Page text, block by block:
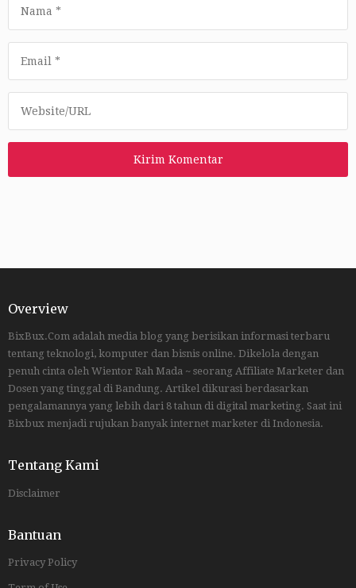
Overview
BixBux.Com adalah media blog yang berisikan informasi terbaru
tentang teknologi, komputer dan bisnis online. Dikelola dengan
penuh cinta oleh Wientor Rah Mada ~ seorang Affiliate Marketer dan
Dosen yang tinggal di Bandung. Artikel dikurasi berdasarkan
pengalamannya yang lebih dari 8 tahun di digital marketing. Saat ini
Bixbux menjadi rujukan banyak internet marketer di Indonesia.
Tentang Kami
Disclaimer
Bantuan
Privacy Policy